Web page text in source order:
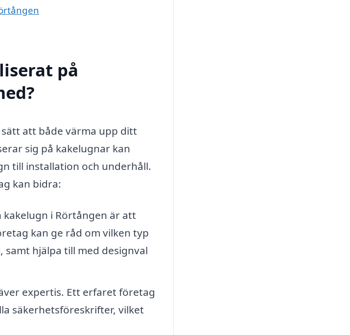
på
att både värma upp ditt
sig på kakelugnar kan
till installation och underhåll.
kan bidra:
i Rörtången är att
kan ge råd om vilken typ
samt hjälpa till med designval
expertis. Ett erfaret företag
säkerhetsföreskrifter, vilket